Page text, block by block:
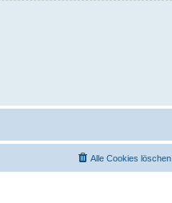
Alle Cookies löschen